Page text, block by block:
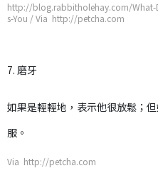
http://blog.rabbitholehay.com/What-
s-You / Via http://petcha.com
7. 磨牙
如果是輕輕地，表示他很放鬆；
服。
Via http://petcha.com